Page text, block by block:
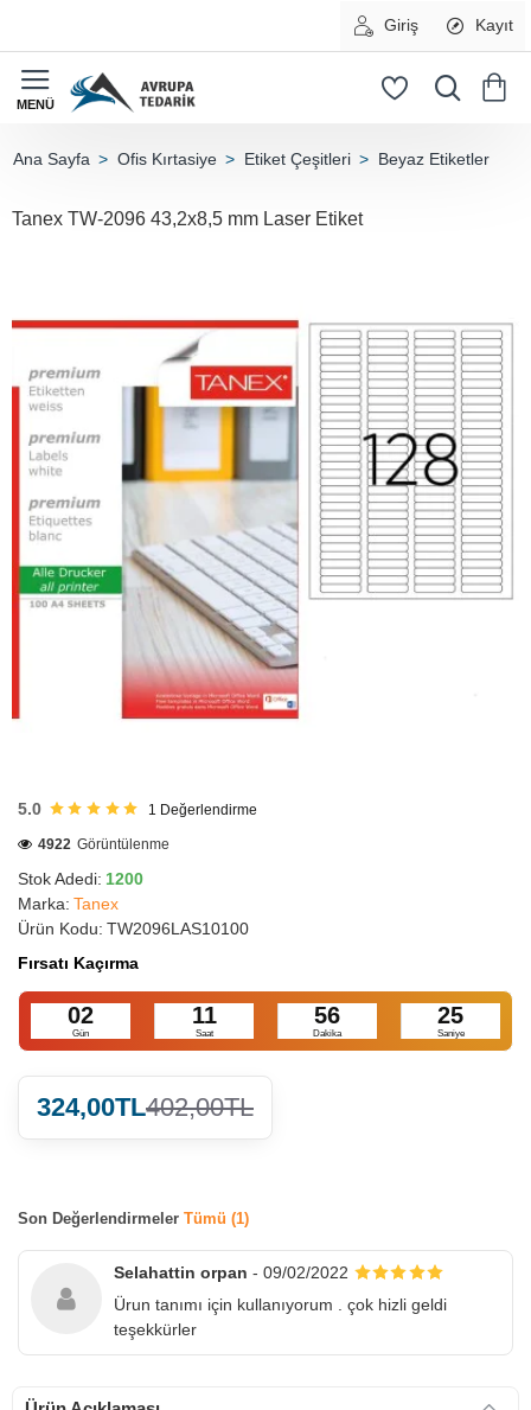
Giriş Kayıt
Ofis Kırtasiye Etiket Çeşitleri Beyaz Etiketler
Tanex TW-2096 43,2x8,5 mm Laser Etiket
5.0 1 Değerlendirme
Stok Adedi: 1200
Marka: Tanex
Ürün Kodu: TW2096LAS10100
4922 Görüntülenme
Fırsatı Kaçırma
02
Gün
11
Saat
56
Dakika
24
Saniye
324,00TL402,00TL
Son Değerlendirmeler Tümü (1)
Selahattin orpan - 09/02/2022
Ürun tanımı için kullanıyorum . çok hizli geldi
teşekkürler